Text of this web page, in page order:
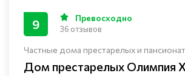
Частные дома престарелых и
Дом престарелых Олимпия
9 Превосходно
36 отзывов